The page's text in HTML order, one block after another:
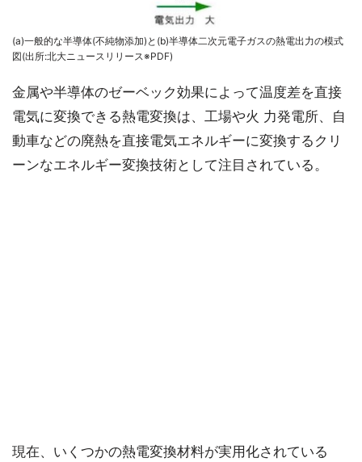
(a)一般的な半導体(不純物添加)と(b)半導体二次元電子ガスの熱電出力の模式
図(出所:北大ニュースリリース※PDF)
金属や半導体のゼーベック効果によって温度差を直接
電気に変換できる熱電変換は、工場や火 力発電所、自
動車などの廃熱を直接電気エネルギーに変換するクリ
ーンなエネルギー変換技術として注目されている。
現在、いくつかの熱電変換材料が実用化されている